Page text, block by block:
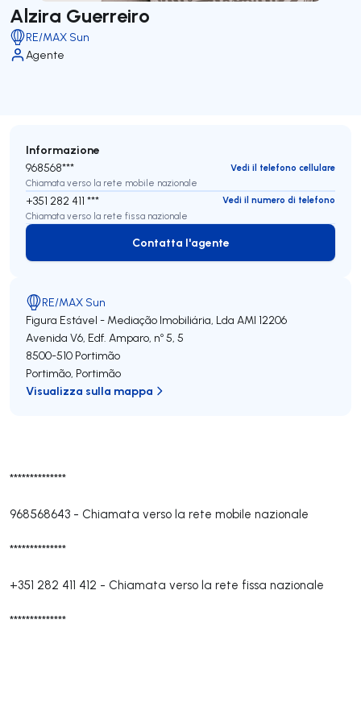
Alzira Guerreiro
RE/MAX Sun
Agente
**************
968568643 - Chiamata verso la rete mobile nazionale
**************
+351 282 411 412 - Chiamata verso la rete fissa nazionale
**************
Informazione
968568***
Vedi il telefono cellulare
Chiamata verso la rete mobile nazionale
+351 282 411 ***
Vedi il numero di telefono
Chiamata verso la rete fissa nazionale
Contatta l'agente
Contatta l'agente
RE/MAX Sun
Figura Estável - Mediação Imobiliária, Lda AMI 12206
Avenida V6, Edf. Amparo, nº 5, 5
8500-510 Portimão
Portimão, Portimão
Visualizza sulla mappa